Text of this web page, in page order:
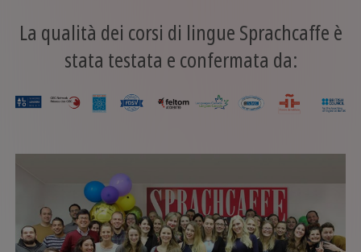
La qualità dei corsi di lingue Sprachcaffe è
stata testata e confermata da: